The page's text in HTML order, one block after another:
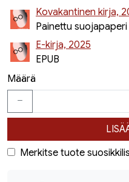
Kovakantinen kirja,
Painettu suojapaperi
E-kirja, 2025
EPUB
Määrä
Merkitse tuote